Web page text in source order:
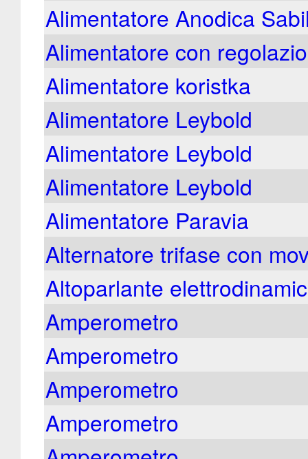
Alimentatore Anodica
Alimentatore con
Alimentatore koristka
Alimentatore Leybold
Alimentatore Leybold
Alimentatore Leybold
Alimentatore Paravia
Alternatore trifase con
Altoparlante
Amperometro
Amperometro
Amperometro
Amperometro